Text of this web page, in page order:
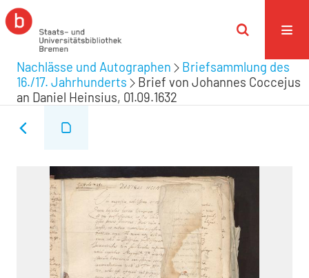
Nachlässe und Autographen
Briefsammlung des
16./17. Jahrhunderts
Brief von Johannes Coccejus
an Daniel Heinsius, 01.09.1632